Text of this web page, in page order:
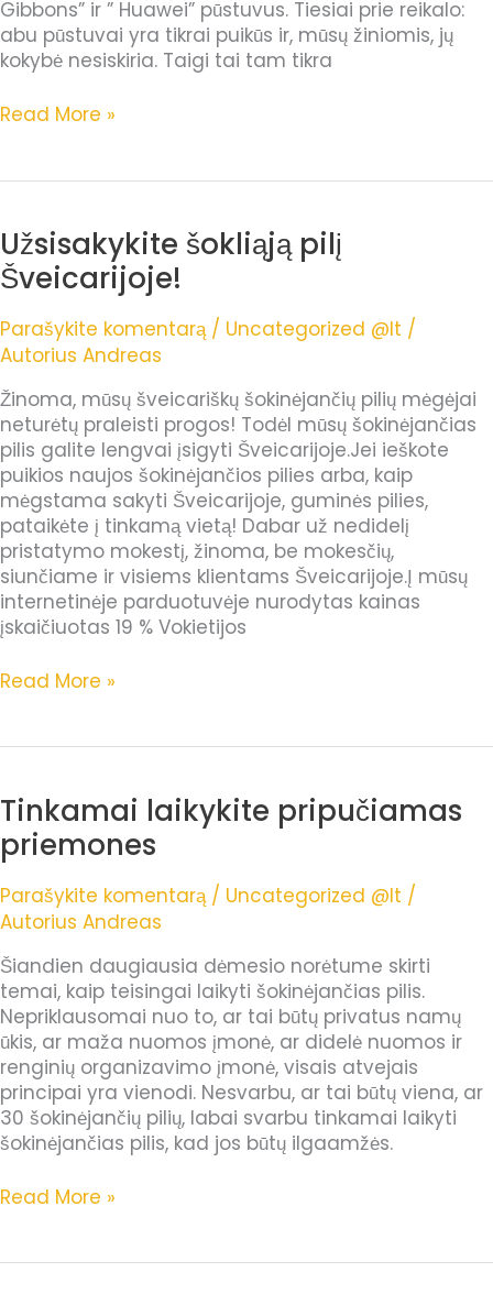
Gibbons” ir ” Huawei” pūstuvus. Tiesiai prie reikalo:
abu pūstuvai yra tikrai puikūs ir, mūsų žiniomis, jų
kokybė nesiskiria. Taigi tai tam tikra
Read More »
Užsisakykite šokliąją pilį
Šveicarijoje!
Parašykite komentarą / Uncategorized @lt /
Autorius Andreas
Žinoma, mūsų šveicariškų šokinėjančių pilių mėgėjai
neturėtų praleisti progos! Todėl mūsų šokinėjančias
pilis galite lengvai įsigyti Šveicarijoje.Jei ieškote
puikios naujos šokinėjančios pilies arba, kaip
mėgstama sakyti Šveicarijoje, guminės pilies,
pataikėte į tinkamą vietą! Dabar už nedidelį
pristatymo mokestį, žinoma, be mokesčių,
siunčiame ir visiems klientams Šveicarijoje.Į mūsų
internetinėje parduotuvėje nurodytas kainas
įskaičiuotas 19 % Vokietijos
Užsisakykite
šokliąją
pilį
Šveicarijoje!
Read More »
Tinkamai laikykite pripučiamas
priemones
Parašykite komentarą / Uncategorized @lt /
Autorius Andreas
Šiandien daugiausia dėmesio norėtume skirti
temai, kaip teisingai laikyti šokinėjančias pilis.
Nepriklausomai nuo to, ar tai būtų privatus namų
ūkis, ar maža nuomos įmonė, ar didelė nuomos ir
renginių organizavimo įmonė, visais atvejais
principai yra vienodi. Nesvarbu, ar tai būtų viena, ar
30 šokinėjančių pilių, labai svarbu tinkamai laikyti
šokinėjančias pilis, kad jos būtų ilgaamžės.
Tinkamai
laikykite
pripučiamas
priemones
Read More »